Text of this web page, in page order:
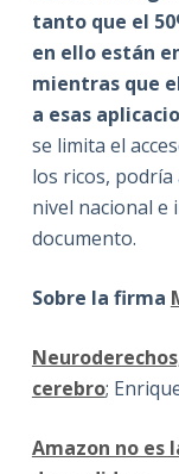
tanto que el
en ello están
mientras que
a esas
se limita el
los ricos,
nivel nacional e
documento.
Sobre la firma
cerebro;
Amazon no es